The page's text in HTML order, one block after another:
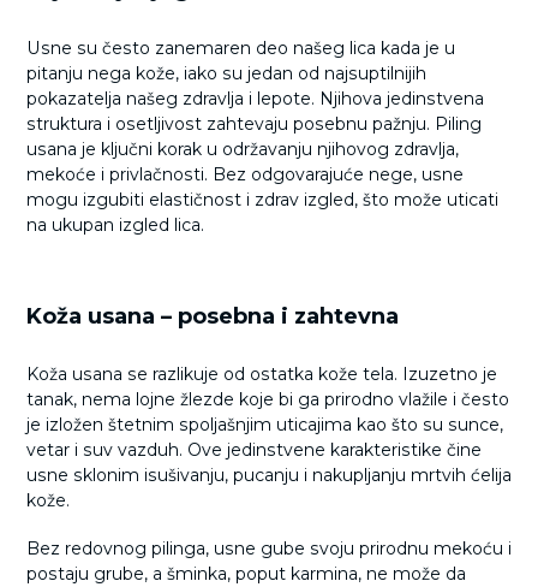
Usne su često zanemaren deo našeg lica kada je u
pitanju nega kože, iako su jedan od najsuptilnijih
pokazatelja našeg zdravlja i lepote. Njihova jedinstvena
struktura i osetljivost zahtevaju posebnu pažnju. Piling
usana je ključni korak u održavanju njihovog zdravlja,
mekoće i privlačnosti. Bez odgovarajuće nege, usne
mogu izgubiti elastičnost i zdrav izgled, što može uticati
na ukupan izgled lica.
Koža usana – posebna i zahtevna
Koža usana se razlikuje od ostatka kože tela. Izuzetno je
tanak, nema lojne žlezde koje bi ga prirodno vlažile i često
je izložen štetnim spoljašnjim uticajima kao što su sunce,
vetar i suv vazduh. Ove jedinstvene karakteristike čine
usne sklonim isušivanju, pucanju i nakupljanju mrtvih ćelija
kože.
Bez redovnog pilinga, usne gube svoju prirodnu mekoću i
postaju grube, a šminka, poput karmina, ne može da